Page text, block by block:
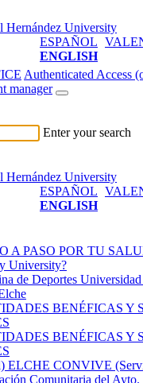
ESPAÑOL
ENGLISH
Authenticated Access
manager
Enter your search
ESPAÑOL
ENGLISH
A PASO POR TU
University?
de Deportes
BENÉFICAS Y
BENÉFICAS Y
ELCHE CONVIVE
Comunitaria del Ayto.